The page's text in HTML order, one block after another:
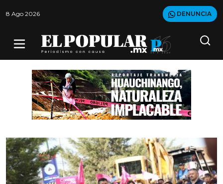
8 Ago 2026 DENUNCIA